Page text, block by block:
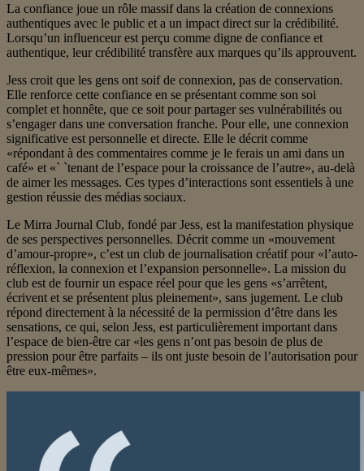
La confiance joue un rôle massif dans la création de connexions
authentiques avec le public et a un impact direct sur la crédibilité.
Lorsqu’un influenceur est perçu comme digne de confiance et
authentique, leur crédibilité transfère aux marques qu’ils approuvent.
Jess croit que les gens ont soif de connexion, pas de conservation.
Elle renforce cette confiance en se présentant comme son soi
complet et honnête, que ce soit pour partager ses vulnérabilités ou
s’engager dans une conversation franche. Pour elle, une connexion
significative est personnelle et directe. Elle le décrit comme
«répondant à des commentaires comme je le ferais un ami dans un
café» et «` `tenant de l’espace pour la croissance de l’autre», au-delà
de aimer les messages. Ces types d’interactions sont essentiels à une
gestion réussie des médias sociaux.
Le Mirra Journal Club, fondé par Jess, est la manifestation physique
de ses perspectives personnelles. Décrit comme un «mouvement
d’amour-propre», c’est un club de journalisation créatif pour «l’auto-
réflexion, la connexion et l’expansion personnelle». La mission du
club est de fournir un espace réel pour que les gens «s’arrêtent,
écrivent et se présentent plus pleinement», sans jugement. Le club
répond directement à la nécessité de la permission d’être dans les
sensations, ce qui, selon Jess, est particulièrement important dans
l’espace de bien-être car «les gens n’ont pas besoin de plus de
pression pour être parfaits – ils ont juste besoin de l’autorisation pour
être eux-mêmes».